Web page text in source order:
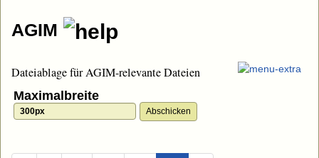
AGIM
Dateiablage für AGIM-relevante Dateien
Maximalbreite